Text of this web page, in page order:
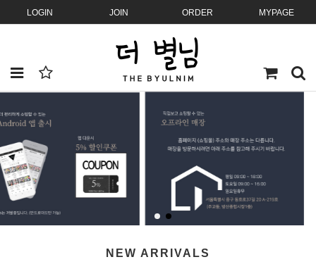
LOGIN JOIN ORDER MYPAGE
NEW ARRIVALS